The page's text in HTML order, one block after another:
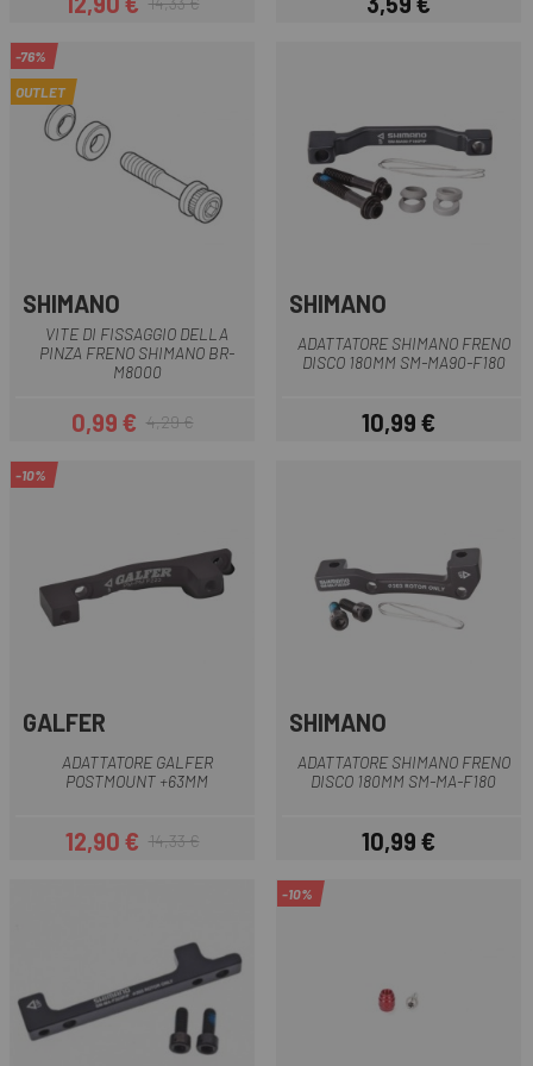
Prezzo
Prezzo base Prezzo
-76%
OUTLET
SHIMANO
VITE DI FISSAGGIO DELLA
PINZA FRENO SHIMANO BR-
M8000
Prezzo
0,99 €Prezzo base
4,29 €
SHIMANO
ADATTATORE SHIMANO FRENO
DISCO 180MM SM-MA90-F180
Prezzo
10,99 €
-10%
GALFER
ADATTATORE GALFER
POSTMOUNT +63MM
Prezzo
12,90 €Prezzo base
14,33 €
SHIMANO
ADATTATORE SHIMANO FRENO
DISCO 180MM SM-MA-F180
Prezzo
10,99 €
-10%